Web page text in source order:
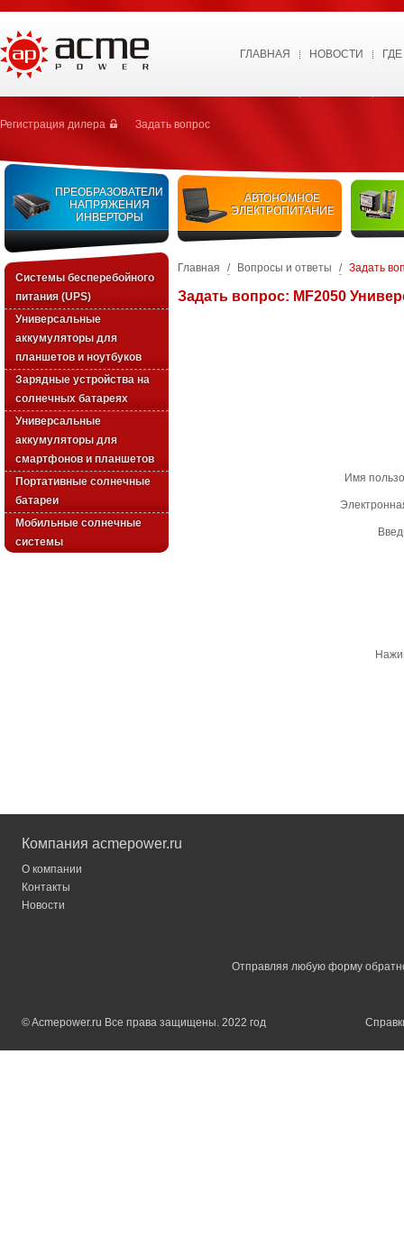
ГЛАВНАЯ НОВОСТИ
Регистрация дилера Задать вопрос
ПРЕОБРАЗОВАТЕЛИ
НАПРЯЖЕНИЯ
ИНВЕРТОРЫ
АВТОНОМНОЕ
ЭЛЕКТРОПИТАНИЕ
Системы бесперебойного
питания (UPS)
Универсальные
аккумуляторы для
планшетов и ноутбуков
Зарядные устройства на
солнечных батареях
Универсальные
аккумуляторы для
смартфонов и планшетов
Портативные солнечные
батареи
Мобильные солнечные
системы
Главная / Вопросы и ответы / Задать
Задать вопрос: MF2050
Имя
Компания acmepower.ru
О компании
Контакты
Новости
Отправляя любую форму
© Acmepower.ru Все права защищены. 2022 год